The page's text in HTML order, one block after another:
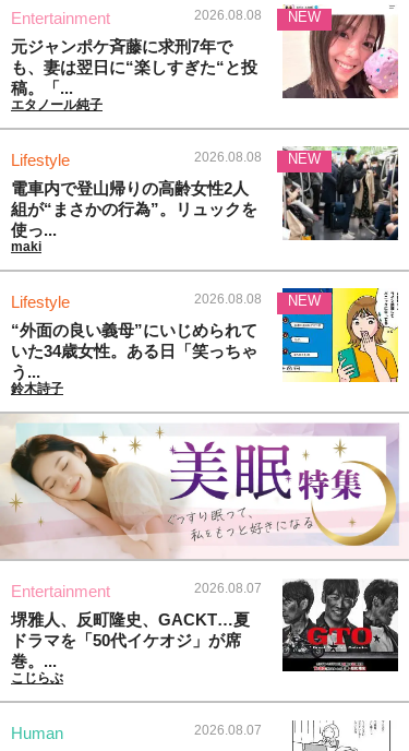
Entertainment 2026.08.08
元ジャンポケ斉藤に求刑7年で
も、妻は翌日に“楽しすぎた“と投
稿。「...
エタノール純子
NEW
Lifestyle 2026.08.08
電車内で登山帰りの高齢女性2人
組が“まさかの行為”。リュックを
使っ...
maki
NEW
Lifestyle 2026.08.08
“外面の良い義母”にいじめられて
いた34歳女性。ある日「笑っちゃ
う...
鈴木詩子
NEW
Entertainment 2026.08.07
堺雅人、反町隆史、GACKT…夏
ドラマを「50代イケオジ」が席
巻。...
こじらぶ
Human 2026.08.07